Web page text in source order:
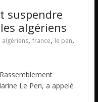
suspendre
algériens
algériens, france, le pen,
Le Pen, a appelé